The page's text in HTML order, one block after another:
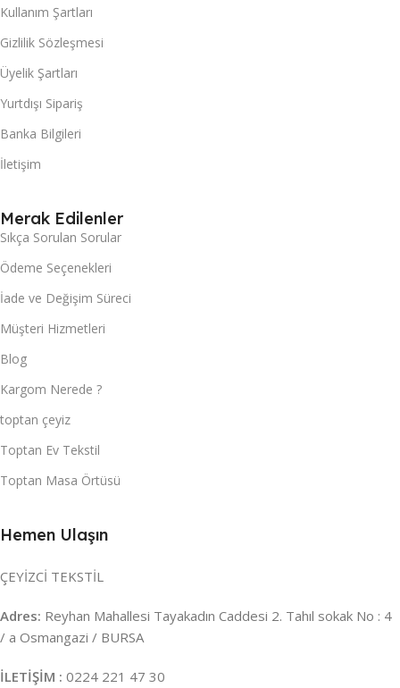
Kullanım Şartları
Gizlilik Sözleşmesi
Üyelik Şartları
Yurtdışı Sipariş
Banka Bilgileri
İletişim
Merak Edilenler
Sıkça Sorulan Sorular
Ödeme Seçenekleri
İade ve Değişim Süreci
Müşteri Hizmetleri
Blog
Kargom Nerede ?
toptan çeyiz
Toptan Ev Tekstil
Toptan Masa Örtüsü
Hemen Ulaşın
ÇEYİZCİ TEKSTİL
Adres: Reyhan Mahallesi Tayakadın Caddesi 2. Tahıl sokak No : 4
/ a Osmangazi / BURSA
İLETİŞİM : 0224 221 47 30